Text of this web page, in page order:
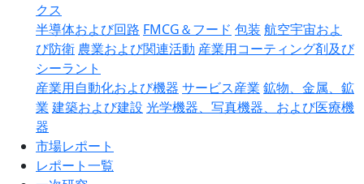
クス
半導体および回路 FMCG＆フード 包装 航空宇宙およ
び防衛 農業および関連活動 産業用コーティング剤及び
シーラント
産業用自動化および機器 サービス産業 鉱物、金属、鉱
業 建築および建設 光学機器、写真機器、および医療機
器
市場レポート
レポート一覧